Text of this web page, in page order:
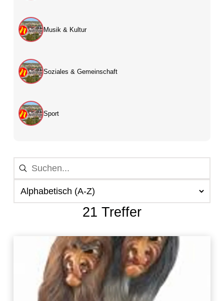
Musik & Kultur
Soziales & Gemeinschaft
Sport
21 Treffer
21 Ergebnisse gefunden